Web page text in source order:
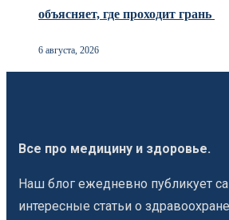
объясняет, где проходит грань
6 августа, 2026
Все про медицину и здоровье.
Наш блог ежедневно публикует
интересные статьи о